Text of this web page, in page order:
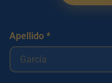
Apellido *